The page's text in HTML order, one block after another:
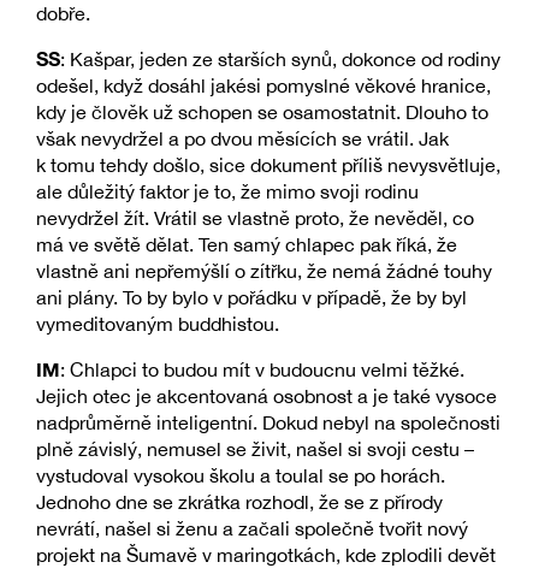
dobře.
SS: Kašpar, jeden ze starších synů, dokonce od rodiny
odešel, když dosáhl jakési pomyslné věkové hranice,
kdy je člověk už schopen se osamostatnit. Dlouho to
však nevydržel a po dvou měsících se vrátil. Jak
k tomu tehdy došlo, sice dokument příliš nevysvětluje,
ale důležitý faktor je to, že mimo svoji rodinu
nevydržel žít. Vrátil se vlastně proto, že nevěděl, co
má ve světě dělat. Ten samý chlapec pak říká, že
vlastně ani nepřemýšlí o zítřku, že nemá žádné touhy
ani plány. To by bylo v pořádku v případě, že by byl
vymeditovaným buddhistou.
IM: Chlapci to budou mít v budoucnu velmi těžké.
Jejich otec je akcentovaná osobnost a je také vysoce
nadprůměrně inteligentní. Dokud nebyl na společnosti
plně závislý, nemusel se živit, našel si svoji cestu –
vystudoval vysokou školu a toulal se po horách.
Jednoho dne se zkrátka rozhodl, že se z přírody
nevrátí, našel si ženu a začali společně tvořit nový
projekt na Šumavě v maringotkách, kde zplodili devět